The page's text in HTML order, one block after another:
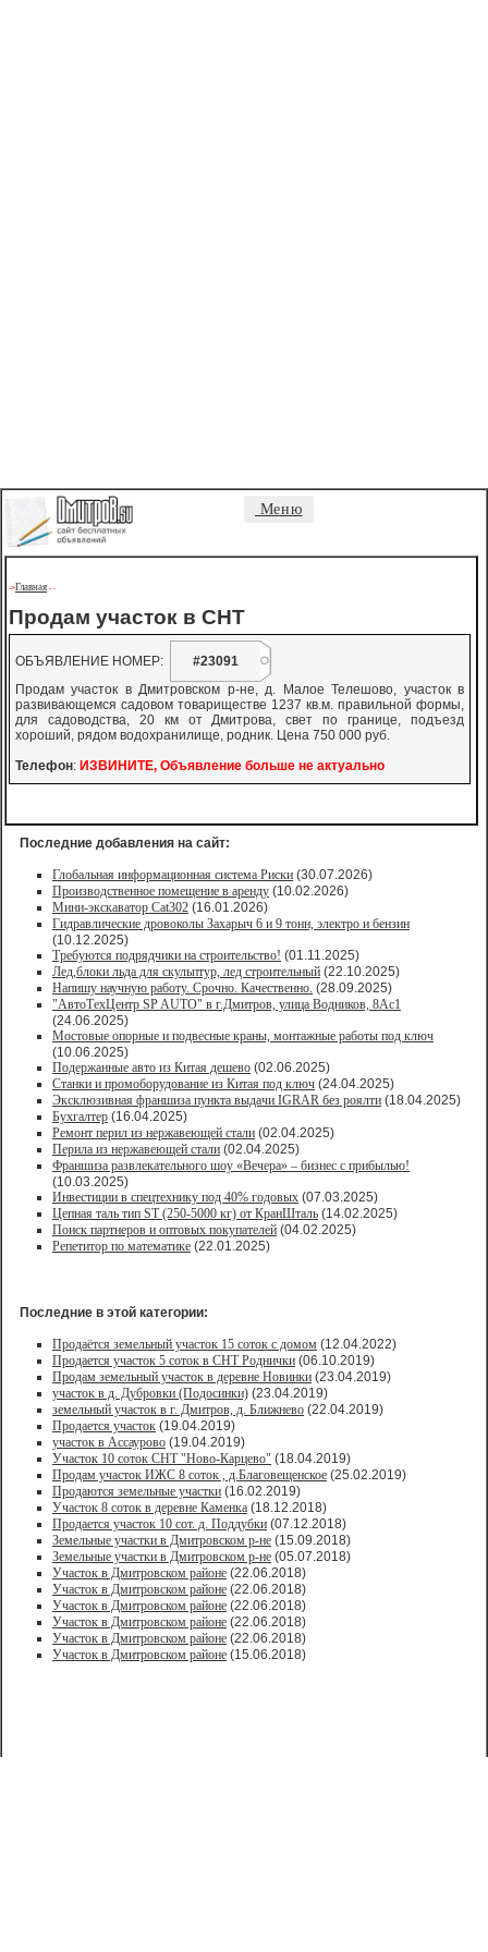
Меню
->Главная - -
Продам участок в СНТ
ОБЪЯВЛЕНИЕ НОМЕР:
#23091
Продам участок в Дмитровском р-не, д. Малое Телешово, участок в
развивающемся садовом товариществе 1237 кв.м. правильной формы,
для садоводства, 20 км от Дмитрова, свет по границе, подъезд
хороший, рядом водохранилище, родник. Цена 750 000 руб.
Телефон: ИЗВИНИТЕ, Объявление больше не актуально
Последние добавления на сайт:
Глобальная информационная система Риски (30.07.2026)
Производственное помещение в аренду (10.02.2026)
Мини-экскаватор Cat302 (16.01.2026)
Гидравлические дровоколы Захарыч 6 и 9 тонн, электро и бензин
(10.12.2025)
Требуются подрядчики на строительство! (01.11.2025)
Лед,блоки льда для скульптур, лед строительный (22.10.2025)
Напишу научную работу. Срочно. Качественно. (28.09.2025)
"АвтоТехЦентр SP AUTO" в г.Дмитров, улица Водников, 8Ас1
(24.06.2025)
Мостовые опорные и подвесные краны, монтажные работы под ключ
(10.06.2025)
Подержанные авто из Китая дешево (02.06.2025)
Станки и промоборудование из Китая под ключ (24.04.2025)
Эксклюзивная франшиза пункта выдачи IGRAR без роялти (18.04.2025)
Бухгалтер (16.04.2025)
Ремонт перил из нержавеющей стали (02.04.2025)
Перила из нержавеющей стали (02.04.2025)
Франшиза развлекательного шоу «Вечера» – бизнес с прибылью!
(10.03.2025)
Инвестиции в спецтехнику под 40% годовых (07.03.2025)
Цепная таль тип ST (250-5000 кг) от КранШталь (14.02.2025)
Поиск партнеров и оптовых покупателей (04.02.2025)
Репетитор по математике (22.01.2025)
Последние в этой категории:
Продаётся земельный участок 15 соток с домом (12.04.2022)
Продается участок 5 соток в СНТ Роднички (06.10.2019)
Продам земельный участок в деревне Новинки (23.04.2019)
участок в д. Дубровки (Подосинки) (23.04.2019)
земельный участок в г. Дмитров, д. Ближнево (22.04.2019)
Продается участок (19.04.2019)
участок в Ассаурово (19.04.2019)
Участок 10 соток СНТ "Ново-Карцево" (18.04.2019)
Продам участок ИЖС 8 соток , д.Благовещенское (25.02.2019)
Продаются земельные участки (16.02.2019)
Участок 8 соток в деревне Каменка (18.12.2018)
Продается участок 10 сот. д. Поддубки (07.12.2018)
Земельные участки в Дмитровском р-не (15.09.2018)
Земельные участки в Дмитровском р-не (05.07.2018)
Участок в Дмитровском районе (22.06.2018)
Участок в Дмитровском районе (22.06.2018)
Участок в Дмитровском районе (22.06.2018)
Участок в Дмитровском районе (22.06.2018)
Участок в Дмитровском районе (22.06.2018)
Участок в Дмитровском районе (15.06.2018)